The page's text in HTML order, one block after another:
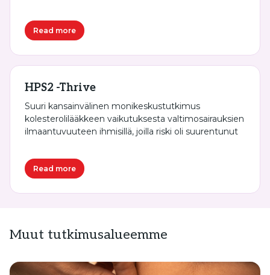
Read more
HPS2 -Thrive
Suuri kansainvälinen monikeskustutkimus
kolesterolilääkkeen vaikutuksesta valtimosairauksien
ilmaantuvuuteen ihmisillä, joilla riski oli suurentunut
Read more
Muut tutkimusalueemme